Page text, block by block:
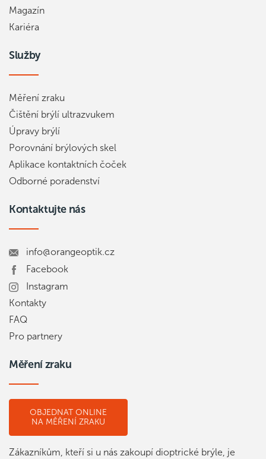
Magazín
Kariéra
Služby
Měření zraku
Čištění brýlí ultrazvukem
Úpravy brýlí
Porovnání brýlových skel
Aplikace kontaktních čoček
Odborné poradenství
Kontaktujte nás
info@orangeoptik.cz
Facebook
Instagram
Kontakty
FAQ
Pro partnery
Měření zraku
OBJEDNAT ONLINE
NA MĚŘENÍ ZRAKU
Zákazníkům, kteří si u nás zakoupí dioptrické brýle, je